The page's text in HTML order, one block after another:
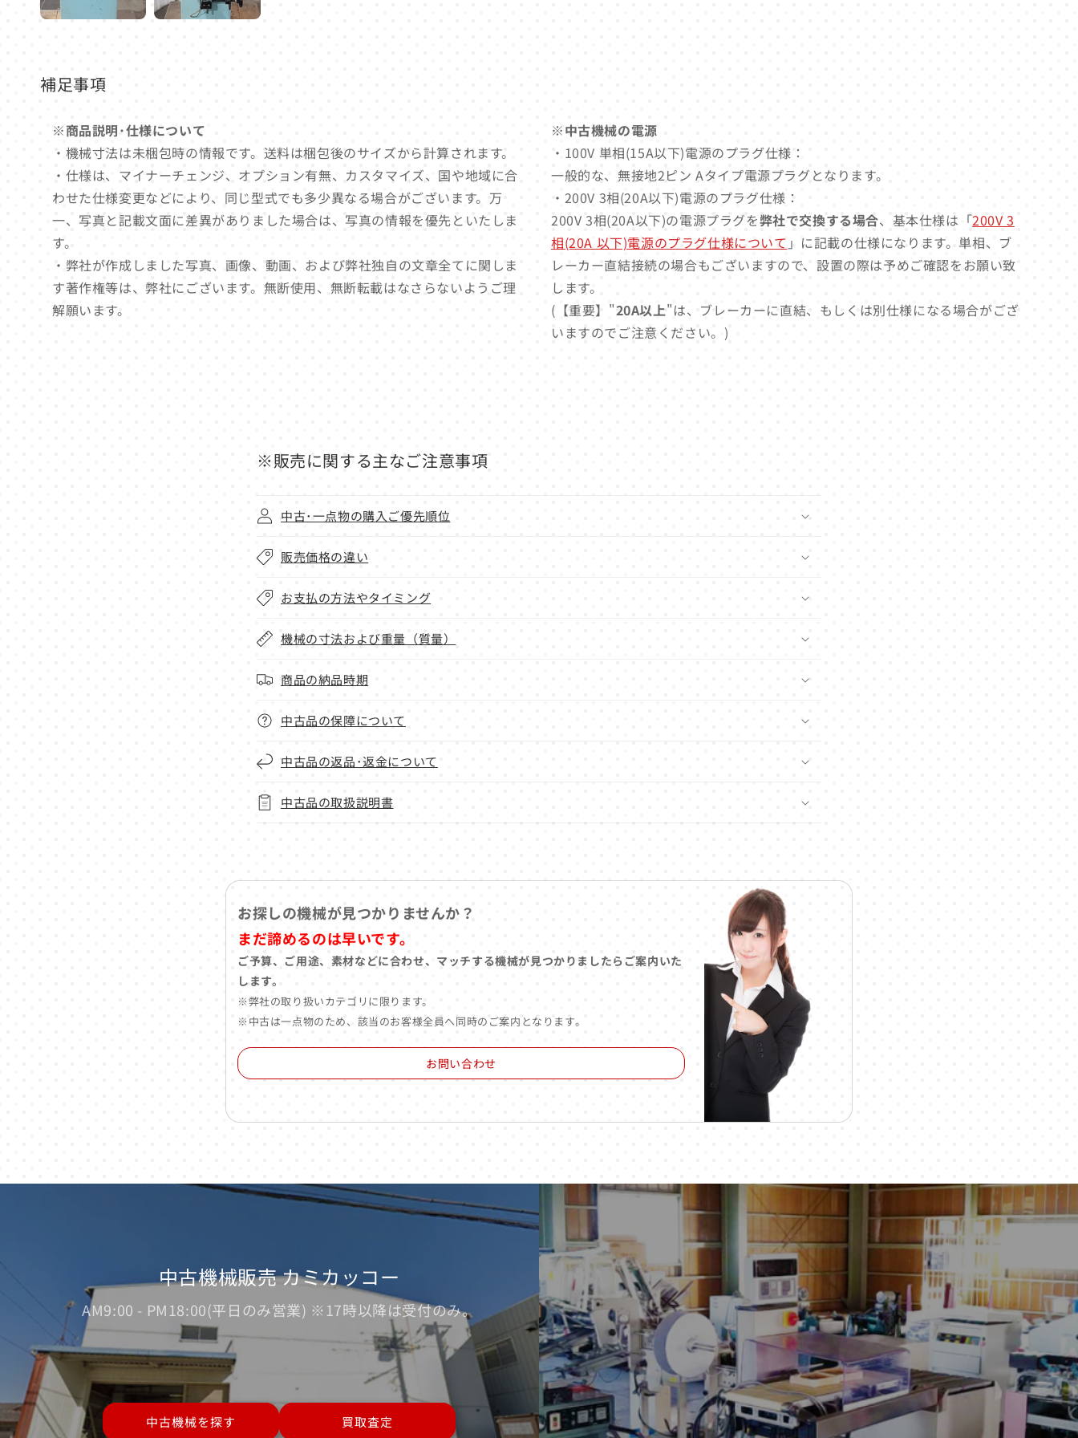
補足事項
※商品説明･仕様について
・機械寸法は未梱包時の情報です。送料は梱包後のサイズから計算されます。
・仕様は、マイナーチェンジ、オプション有無、カスタマイズ、国や地域に合
わせた仕様変更などにより、同じ型式でも多少異なる場合がございます。万
一、写真と記載文面に差異がありました場合は、写真の情報を優先といたしま
す。
・弊社が作成しました写真、画像、動画、および弊社独自の文章全てに関しま
す著作権等は、弊社にございます。無断使用、無断転載はなさらないようご理
解願います。
※中古機械の電源
・100V 単相(15A以下)電源のプラグ仕様：
一般的な、無接地2ピン Aタイプ電源プラグとなります。
・200V 3相(20A以下)電源のプラグ仕様：
200V 3相(20A以下)の電源プラグを弊社で交換する場合、基本仕様は「200V 3
相(20A 以下)電源のプラグ仕様について 」に記載の仕様になります。単相、ブ
レーカー直結接続の場合もございますので、設置の際は予めご確認をお願い致
します。
(【重要】"20A以上"は、ブレーカーに直結、もしくは別仕様になる場合がござ
いますのでご注意ください。)
※販売に関する主なご注意事項
中古･一点物の購入ご優先順位
販売価格の違い
お支払の方法やタイミング
機械の寸法および重量（質量）
商品の納品時期
中古品の保障について
中古品の返品･返金について
中古品の取扱説明書
お探しの機械が見つかりませんか？
まだ諦めるのは早いです。
ご予算、ご用途、素材などに合わせ、マッチする機械が見つかりましたらご案内いた
します。
※弊社の取り扱いカテゴリに限ります。
※中古は一点物のため、該当のお客様全員へ同時のご案内となります。
お問い合わせ
中古機械販売 カミカッコー
AM9:00 - PM18:00(平日のみ営業) ※17時以降は受付のみ。
中古機械を探す 買取査定